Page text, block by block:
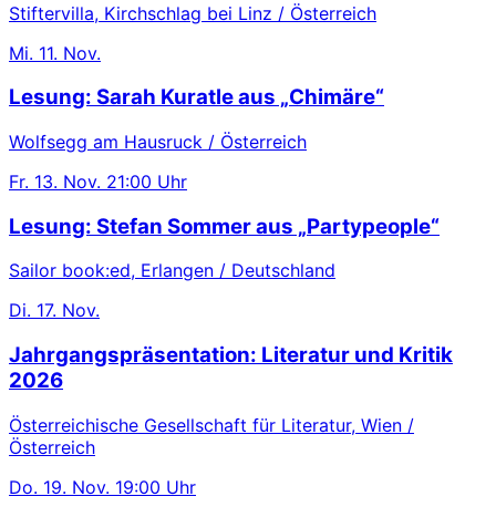
Stiftervilla, Kirchschlag bei Linz / Österreich
Mi. 11. Nov.
Lesung: Sarah Kuratle aus „Chimäre“
Wolfsegg am Hausruck / Österreich
Fr. 13. Nov. 21:00 Uhr
Lesung: Stefan Sommer aus „Partypeople“
Sailor book:ed, Erlangen / Deutschland
Di. 17. Nov.
Jahrgangspräsentation: Literatur und Kritik
2026
Österreichische Gesellschaft für Literatur, Wien /
Österreich
Do. 19. Nov. 19:00 Uhr